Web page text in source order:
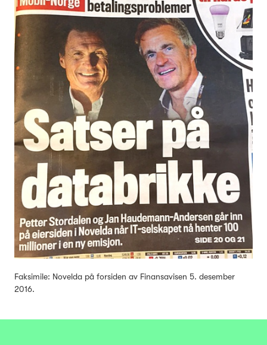
Faksimile: Novelda på forsiden av Finansavisen 5. desember
2016.